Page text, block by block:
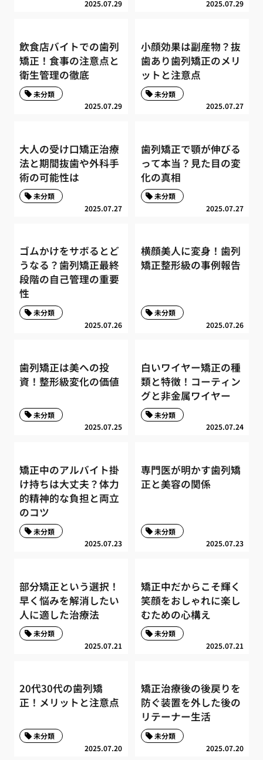
2025.07.29 2025.07.29
飲食店バイトでの歯列
矯正！食事の注意点と
衛生管理の徹底
2025.07.29
未分類
小顔効果は副産物？抜
歯あり歯列矯正のメリ
ットと注意点
2025.07.27
未分類
大人の受け口矯正治療
法と期間抜歯や外科手
術の可能性は
2025.07.27
未分類
歯列矯正で顎が伸びる
って本当？見た目の変
化の真相
2025.07.27
未分類
ゴムかけをサボるとど
うなる？歯列矯正最終
段階の自己管理の重要
性
2025.07.26
未分類
横顔美人に変身！歯列
矯正整形級の事例報告
2025.07.26
未分類
歯列矯正は美への投
資！整形級変化の価値
2025.07.25
未分類
白いワイヤー矯正の種
類と特徴！コーティン
グと非金属ワイヤー
2025.07.24
未分類
矯正中のアルバイト掛
け持ちは大丈夫？体力
的精神的な負担と両立
のコツ
2025.07.23
未分類
専門医が明かす歯列矯
正と美容の関係
2025.07.23
未分類
部分矯正という選択！
早く悩みを解消したい
人に適した治療法
2025.07.21
未分類
矯正中だからこそ輝く
笑顔をおしゃれに楽し
むための心構え
2025.07.21
未分類
20代30代の歯列矯
正！メリットと注意点
2025.07.20
未分類
矯正治療後の後戻りを
防ぐ装置を外した後の
リテーナー生活
2025.07.20
未分類